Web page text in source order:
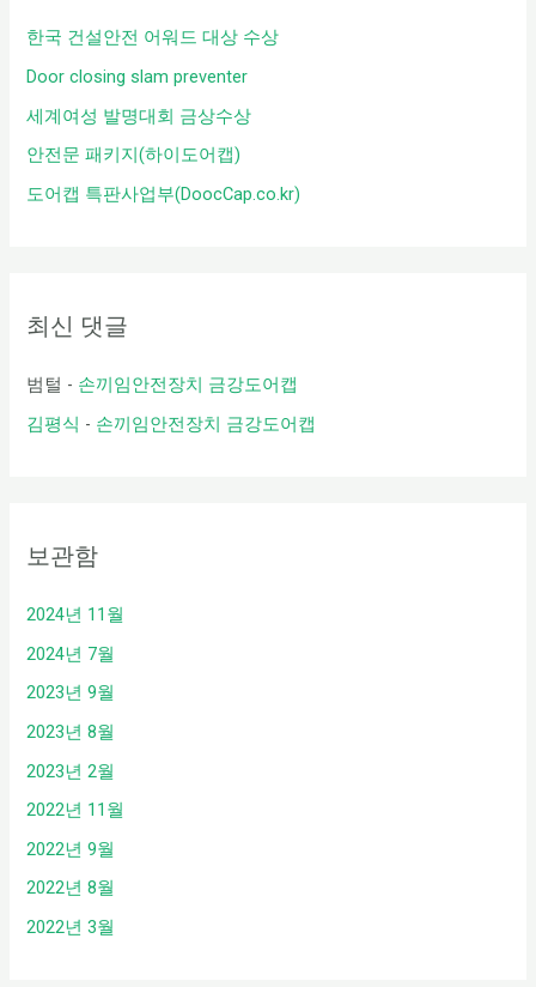
한국 건설안전 어워드 대상 수상
Door closing slam preventer
세계여성 발명대회 금상수상
안전문 패키지(하이도어캡)
도어캡 특판사업부(DoocCap.co.kr)
최신 댓글
범털 - 손끼임안전장치 금강도어캡
김평식 - 손끼임안전장치 금강도어캡
보관함
2024년 11월
2024년 7월
2023년 9월
2023년 8월
2023년 2월
2022년 11월
2022년 9월
2022년 8월
2022년 3월